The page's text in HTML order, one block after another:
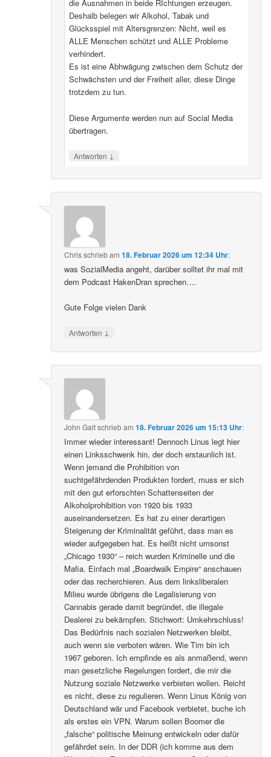
die Ausnahmen in beide RIchtungen erzeugen.
Deshalb belegen wir Alkohol, Tabak und
Glücksspiel mit Altersgrenzen: Nicht, weil es
ALLE Menschen schützt und ALLE Probleme
verhindert.
Es ist eine Abhwägung zwischen dem Schutz der
Schwächsten und der Freiheit aller, diese Dinge
trotzdem zu tun.
Diese Argumente werden nun auf Social Media
übertragen.
Antworten ↓
Chrisschriebam18. Februar 2026 um 12:34 Uhr:
was SozialMedia angeht, darüber solltet ihr mal mit
dem Podcast HakenDran sprechen….
Gute Folge vielen Dank
Antworten ↓
John Galtschriebam18. Februar 2026 um 15:13 Uhr:
Immer wieder interessant! Dennoch Linus legt hier
einen Linksschwenk hin, der doch erstaunlich ist.
Wenn jemand die Prohibition von
suchtgefährdenden Produkten fordert, muss er sich
mit den gut erforschten Schattenseiten der
Alkoholprohibition von 1920 bis 1933
auseinandersetzen. Es hat zu einer derartigen
Steigerung der Kriminalität geführt, dass man es
wieder aufgegeben hat. Es heißt nicht umsonst
„Chicago 1930“ – reich wurden Kriminelle und die
Mafia. Einfach mal „Boardwalk Empire“ anschauen
oder das recherchieren. Aus dem linksliberalen
Milieu wurde übrigens die Legalisierung von
Cannabis gerade damit begründet, die illegale
Dealerei zu bekämpfen. Stichwort: Umkehrschluss!
Das Bedürfnis nach sozialen Netzwerken bleibt,
auch wenn sie verboten wären. Wie Tim bin ich
1967 geboren. Ich empfinde es als anmaßend, wenn
man gesetzliche Regelungen fordert, die mir die
Nutzung soziale Netzwerke verbieten wollen. Reicht
es nicht, diese zu regulieren. Wenn Linus König von
Deutschland wär und Facebook verbietet, buche ich
als erstes ein VPN. Warum sollen Boomer die
„falsche“ politische Meinung entwickeln oder dafür
gefährdet sein. In der DDR (ich komme aus dem